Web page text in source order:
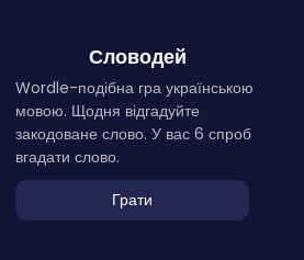
Словодей
Wordle-подібна гра українською
мовою. Щодня відгадуйте
закодоване слово. У вас 6 спроб
вгадати слово.
Грати